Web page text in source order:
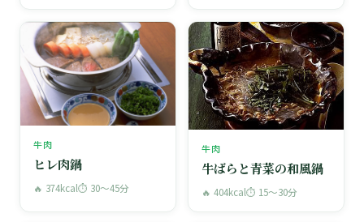
牛肉
ヒレ肉鍋
🔥 374kcal⏱ 30〜45分
牛肉
牛ばらと青菜の和風鍋
🔥 404kcal⏱ 15〜30分